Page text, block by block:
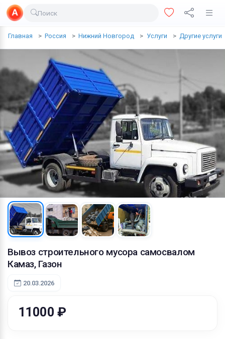
Поиск
Главная Россия Нижний Новгород Услуги Другие услуги
Вывоз строительного мусора самосвалом
Камаз, Газон
20.03.2026
11000 ₽
Доставка еды
Недвижимость
Услуги
Личные вещи
Одежда и обувь
Электроника
Все для дома
Хобби и отдых
Животные
Оборудование